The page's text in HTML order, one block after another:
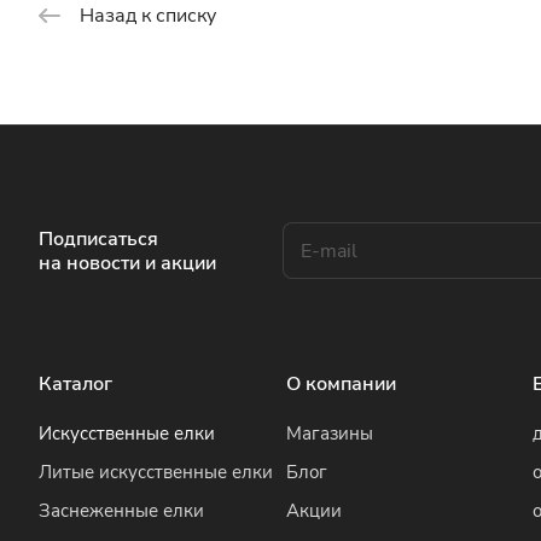
Назад к списку
Подписаться
на новости и акции
Каталог
Искусственные елки
Литые искусственные елки
Заснеженные елки
О компании
Магазины
Блог
Акции